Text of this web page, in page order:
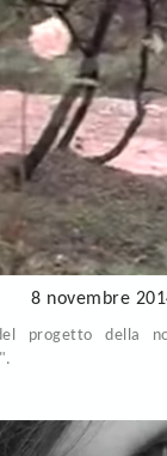
8 novembre
progetto della